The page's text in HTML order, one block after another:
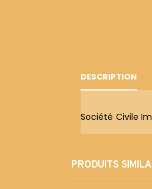
DESCRIPTION
Société Civile
PRODUITS